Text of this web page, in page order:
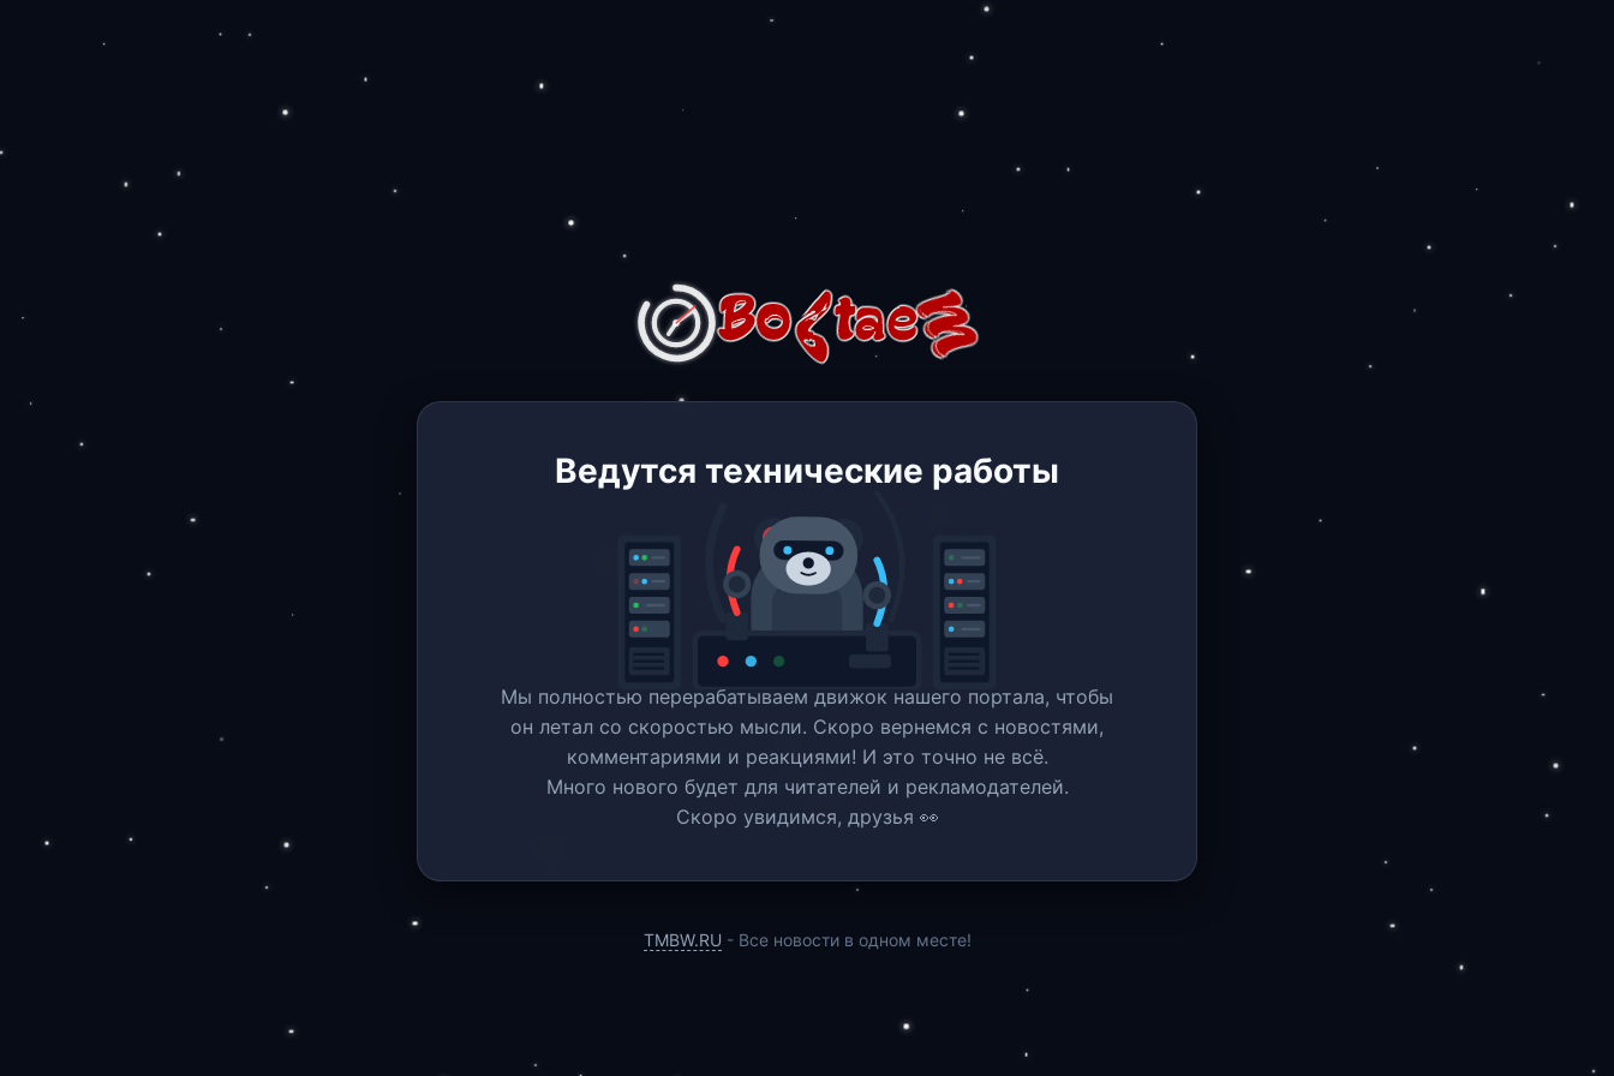
Ведутся технические работы
Мы полностью перерабатываем движок нашего портала, чтобы
он летал со скоростью мысли. Скоро вернемся c новостями,
комментариями и реакциями! И это точно не всё.
Много нового будет для читателей и рекламодателей.
Скоро увидимся, друзья 👀
TMBW.RU - Все новости в одном месте!